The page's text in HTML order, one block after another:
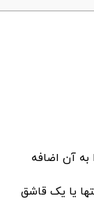
به آن اضافه
یا یک قاشق